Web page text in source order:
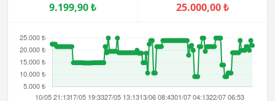
9.199,90 ₺ 25.000,00 ₺